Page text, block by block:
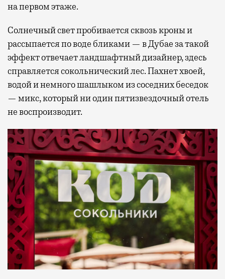
на первом этаже.
Солнечный свет пробивается сквозь кроны и
рассыпается по воде бликами — в Дубае за такой
эффект отвечает ландшафтный дизайнер, здесь
справляется сокольнический лес. Пахнет хвоей,
водой и немного шашлыком из соседних беседок
— микс, который ни один пятизвездочный отель
не воспроизводит.